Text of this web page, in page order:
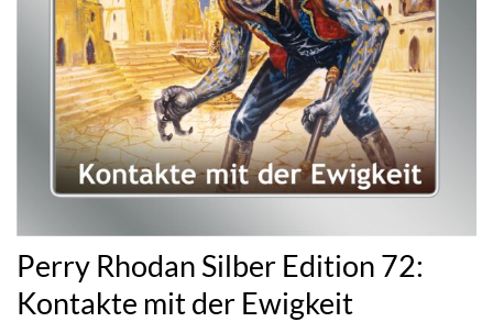
Perry Rhodan Silber Edition 72:
Kontakte mit der Ewigkeit